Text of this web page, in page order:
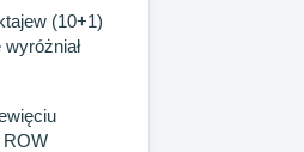
(10+1)
ROW